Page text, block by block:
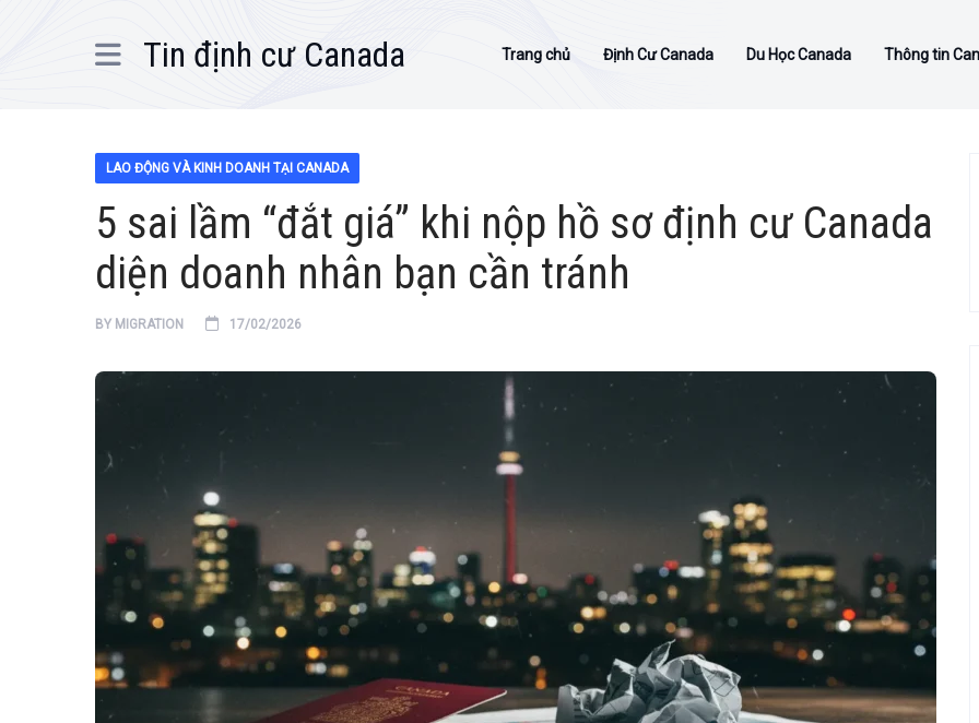
Tin định cư Canada Trang chủ Định Cư Canada Du Học Canada Thông tin
LAO ĐỘNG VÀ KINH DOANH TẠI CANADA
5 sai lầm “đắt giá” khi nộp hồ sơ định cư Canada
diện doanh nhân bạn cần tránh
BY MIGRATION 17/02/2026